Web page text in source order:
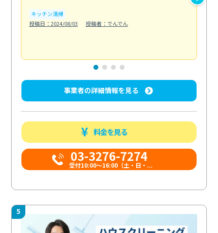
キッチン清掃
投稿日：2024/08/03
投稿者：でんでん
事業者の詳細情報を見る
料金を見る
03-3276-7274
受付10:00〜16:00（土・日・...
5